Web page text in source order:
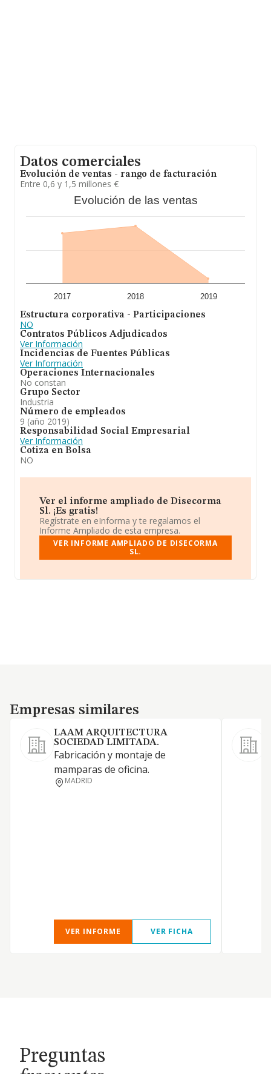
Datos comerciales
Evolución de ventas - rango de facturación
Entre 0,6 y 1,5 millones €
Evolución de las ventas
2017 2018 2019
Estructura corporativa - Participaciones
NO
Contratos Públicos Adjudicados
Ver Información
Incidencias de Fuentes Públicas
Ver Información
Operaciones Internacionales
No constan
Grupo Sector
Industria
Número de empleados
9 (año 2019)
Responsabilidad Social Empresarial
Ver Información
Cotiza en Bolsa
NO
Ver el informe ampliado de Disecorma
Sl. ¡Es gratis!
Regístrate en eInforma y te regalamos el
Informe Ampliado de esta empresa.
VER INFORME AMPLIADO DE DISECORMA
SL.
Empresas similares
Empresas similares
LAAM ARQUITECTURA
SOCIEDAD LIMITADA.
Fabricación y montaje de
mamparas de oficina.
MADRID
VER INFORME VER FICHA
Preguntas